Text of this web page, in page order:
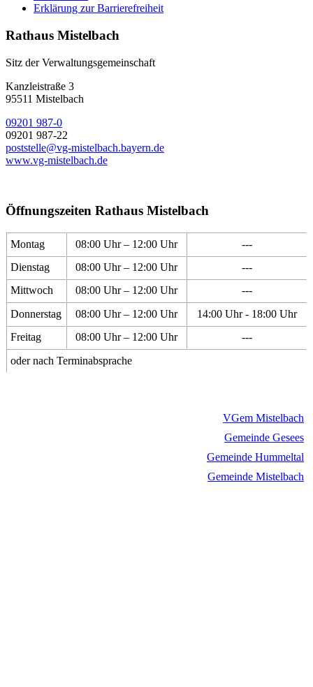
Erklärung zur Barrierefreiheit
Rathaus Mistelbach
Sitz der Verwaltungsgemeinschaft
Kanzleistraße 3
95511 Mistelbach
09201 987-0
09201 987-22
poststelle@vg-mistelbach.bayern.de
www.vg-mistelbach.de
Öffnungszeiten Rathaus Mistelbach
Montag 08:00 Uhr – 12:00 Uhr
---
Dienstag
08:00 Uhr – 12:00 Uhr
---
Mittwoch
08:00 Uhr – 12:00 Uhr
---
Donnerstag
08:00 Uhr – 12:00 Uhr
14:00 Uhr - 18:00 Uhr
Freitag
08:00 Uhr – 12:00 Uhr
---
oder nach Terminabsprache
VGem Mistelbach
Gemeinde Gesees
Gemeinde Hummeltal
Gemeinde Mistelbach